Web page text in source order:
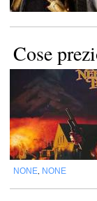
Cose
NONE NONE